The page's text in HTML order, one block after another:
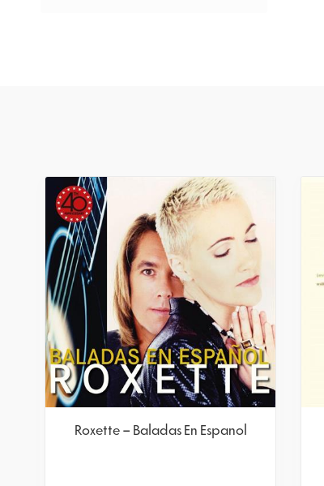
Roxette – Baladas En Espanol